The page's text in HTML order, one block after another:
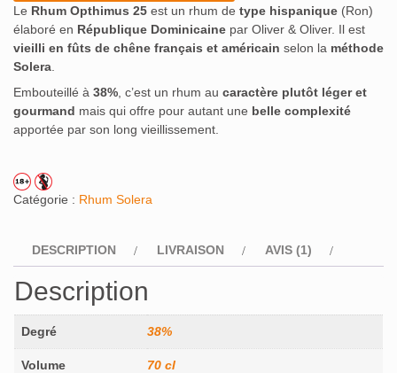
Le Rhum Opthimus 25 est un rhum de type hispanique (Ron)
élaboré en République Dominicaine par Oliver & Oliver. Il est
vieilli en fûts de chêne français et américain selon la méthode
Solera
Embouteillé à 38% , c’est un rhum au caractère plutôt léger et
gourmand mais qui offre pour autant une belle complexité
apportée par son long vieillissement.
Catégorie : Rhum Solera
DESCRIPTION LIVRAISON AVIS (1)
Description
Degré 38%
Volume 70 cl